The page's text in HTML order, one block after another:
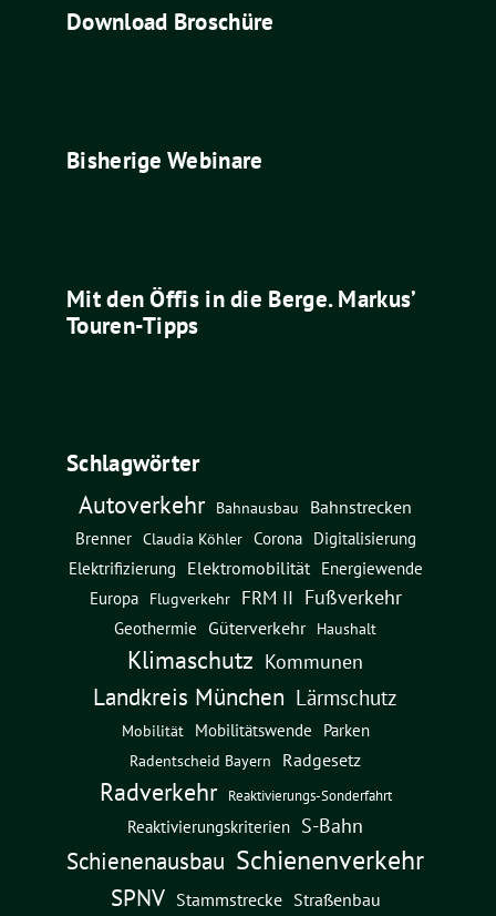
Download Broschüre
Bisherige Webinare
Mit den Öffis in die Berge. Markus’
Touren-Tipps
Schlagwörter
Autoverkehr Bahnausbau
Bahnstrecken
Brenner Claudia Köhler Corona
Digitalisierung
Elektrifizierung
Elektromobilität Energiewende
Europa Flugverkehr FRM II Fußverkehr
Geothermie Güterverkehr Haushalt
Klimaschutz Kommunen
Landkreis München Lärmschutz
Mobilität Mobilitätswende Parken
Radentscheid Bayern Radgesetz
Radverkehr Reaktivierungs-Sonderfahrt
Reaktivierungskriterien S-Bahn
Schienenausbau Schienenverkehr
SPNV Stammstrecke Straßenbau